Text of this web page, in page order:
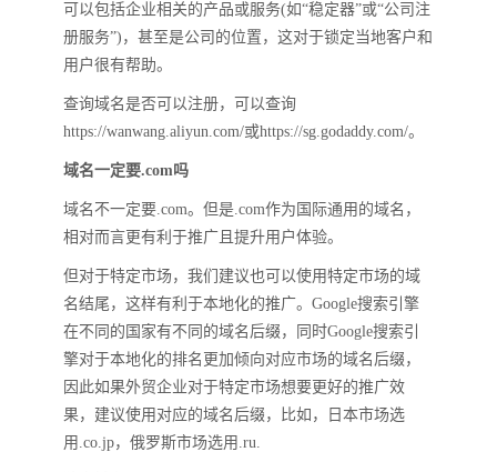
可以包括企业相关的产品或服务(如“稳定器”或“公司注
册服务”)，甚至是公司的位置，这对于锁定当地客户和
用户很有帮助。
查询域名是否可以注册，可以查询
https://wanwang.aliyun.com/或https://sg.godaddy.com/。
域名一定要.com吗
域名不一定要.com。但是.com作为国际通用的域名，
相对而言更有利于推广且提升用户体验。
但对于特定市场，我们建议也可以使用特定市场的域
名结尾，这样有利于本地化的推广。Google搜索引擎
在不同的国家有不同的域名后缀，同时Google搜索引
擎对于本地化的排名更加倾向对应市场的域名后缀，
因此如果外贸企业对于特定市场想要更好的推广效
果，建议使用对应的域名后缀，比如，日本市场选
用.co.jp，俄罗斯市场选用.ru.